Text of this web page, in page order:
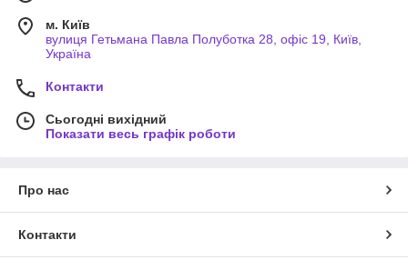
м. Київ
вулиця Гетьмана Павла Полуботка 28, офіс 19, Київ,
Україна
Контакти
Сьогодні вихідний
Показати весь графік роботи
Про нас
Контакти